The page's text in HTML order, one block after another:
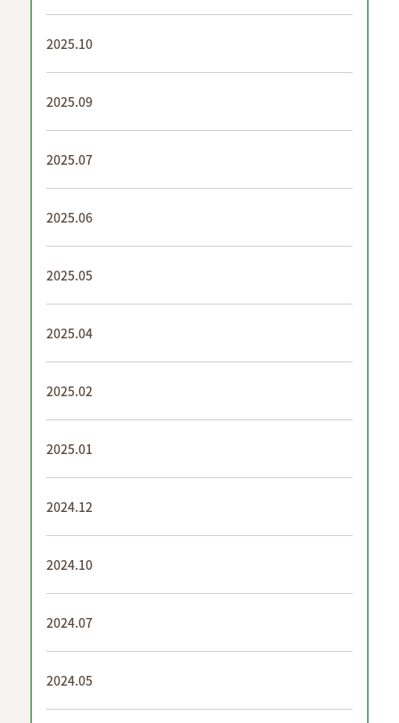
2025.10
2025.09
2025.07
2025.06
2025.05
2025.04
2025.02
2025.01
2024.12
2024.10
2024.07
2024.05